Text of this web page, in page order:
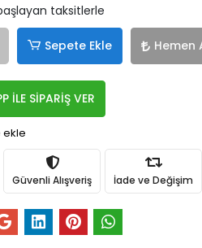
taksitlerle
Sepete Ekle Hemen
İLE SİPARİŞ VER
ekle
Güvenli Alışveriş İade ve Değişim